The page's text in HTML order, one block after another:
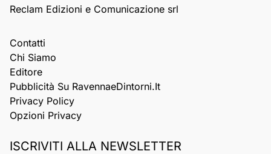
Reclam Edizioni e Comunicazione srl
Contatti
Chi Siamo
Editore
Pubblicità Su RavennaeDintorni.it
Privacy Policy
Opzioni Privacy
ISCRIVITI ALLA NEWSLETTER